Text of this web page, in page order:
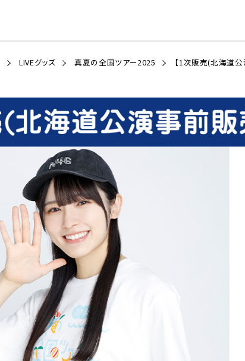
LIVEグッズ 真夏の全国ツアー2025 【1次販売(北海道